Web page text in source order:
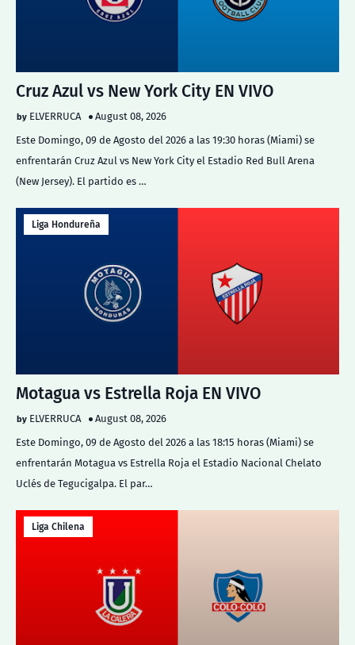
Cruz Azul vs New York City EN VIVO
ELVERRUCA
August 08, 2026
Este Domingo, 09 de Agosto del 2026 a las 19:30 horas (Miami) se
enfrentarán Cruz Azul vs New York City el Estadio Red Bull Arena
(New Jersey). El partido es …
Liga Hondureña
Motagua vs Estrella Roja EN VIVO
ELVERRUCA
August 08, 2026
Este Domingo, 09 de Agosto del 2026 a las 18:15 horas (Miami) se
enfrentarán Motagua vs Estrella Roja el Estadio Nacional Chelato
Uclés de Tegucigalpa. El par…
Liga Chilena